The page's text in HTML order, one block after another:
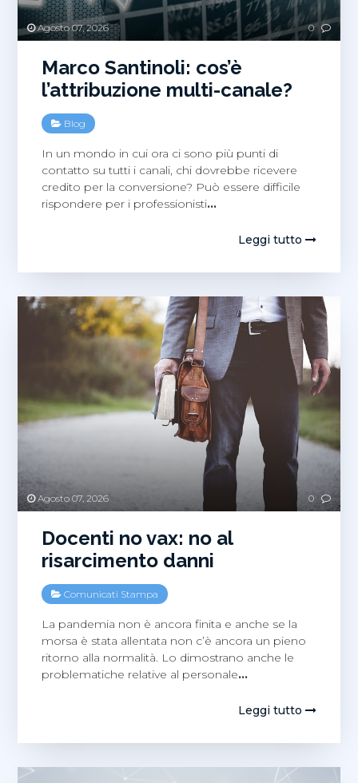
Agosto 07, 2026 0
Marco Santinoli: cos’è
l’attribuzione multi-canale?
Blog
In un mondo in cui ora ci sono più punti di
contatto su tutti i canali, chi dovrebbe ricevere
credito per la conversione? Può essere difficile
rispondere per i professionisti…
Leggi tutto
Agosto 07, 2026 0
Docenti no vax: no al
risarcimento danni
Comunicati Stampa
La pandemia non è ancora finita e anche se la
morsa è stata allentata non c’è ancora un pieno
ritorno alla normalità. Lo dimostrano anche le
problematiche relative al personale…
Leggi tutto